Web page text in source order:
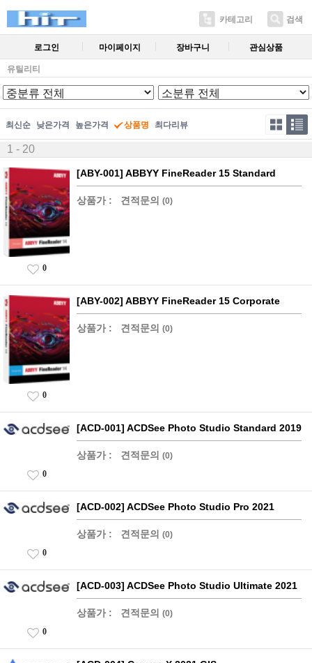
카테고리 검색
로그인 마이페이지 장바구니 관심상품
유틸리티
최신순 낮은가격 높은가격 상품명 최다리뷰
1 - 20
[ABY-001] ABBYY FineReader 15 Standard
상품가 : 견적문의 (0)
0
[ABY-002] ABBYY FineReader 15 Corporate
상품가 : 견적문의 (0)
0
[ACD-001] ACDSee Photo Studio Standard 2019
상품가 : 견적문의 (0)
0
[ACD-002] ACDSee Photo Studio Pro 2021
상품가 : 견적문의 (0)
0
[ACD-003] ACDSee Photo Studio Ultimate 2021
상품가 : 견적문의 (0)
0